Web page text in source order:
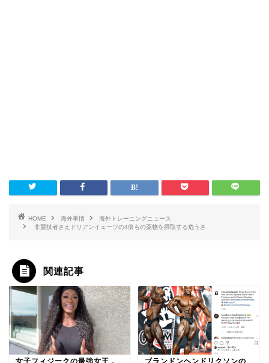
HOME 海外事情
海外トレーニングニュース
非競技者さえドリアンイェーツの4倍もの薬物を摂取する危うさ
関連記事
女子フィジークの最強女王， ブランドンヘンドリクソンの